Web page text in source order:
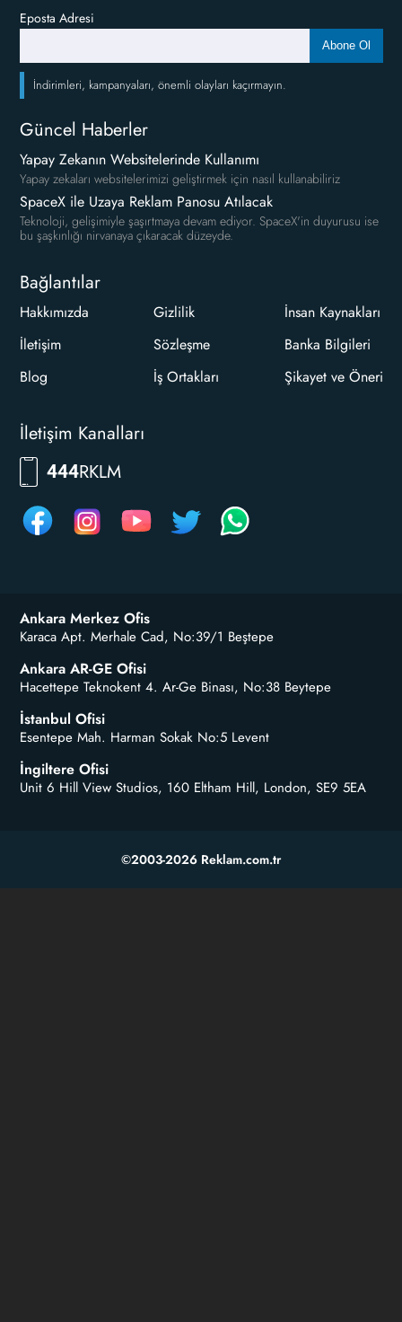
Eposta Adresi
Abone Ol
İndirimleri, kampanyaları, önemli olayları kaçırmayın.
Güncel Haberler
Yapay Zekanın Websitelerinde Kullanımı
Yapay zekaları websitelerimizi geliştirmek için nasıl kullanabiliriz
SpaceX ile Uzaya Reklam Panosu Atılacak
Teknoloji, gelişimiyle şaşırtmaya devam ediyor. SpaceX'in duyurusu ise
bu şaşkınlığı nirvanaya çıkaracak düzeyde.
Bağlantılar
Hakkımızda
İletişim
Blog
Gizlilik
Sözleşme
İş Ortakları
İnsan Kaynakları
Banka Bilgileri
Şikayet ve Öneri
İletişim Kanalları
4447556
Ankara Merkez Ofis
Karaca Apt. Merhale Cad, No:39/1 Beştepe
Ankara AR-GE Ofisi
Hacettepe Teknokent 4. Ar-Ge Binası, No:38 Beytepe
İstanbul Ofisi
Esentepe Mah. Harman Sokak No:5 Levent
İngiltere Ofisi
Unit 6 Hill View Studios, 160 Eltham Hill, London, SE9 5EA
©2003-2026 Reklam.com.tr